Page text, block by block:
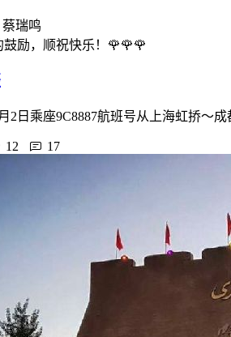
蔡瑞鸣
励，顺祝快乐！🌹🌹🌹
2日乘座9C8887航班号从上海虹挢～
12 17